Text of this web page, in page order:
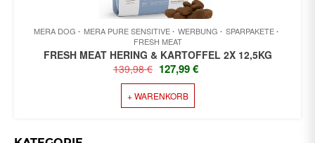
MERA DOG MERA PURE SENSITIVE WERBUNG
SPARPAKETE
FRESH MEAT
FRESH MEAT HERING & KARTOFFEL 2X 12,5KG
139,98€ URSPRÜNGLICHER
PREIS
WAR:
139,98 €
127,99€
+ WARENKORB